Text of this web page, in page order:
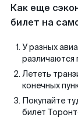
Как еще
билет на
У разных
различаются
Лететь
конечных
Покупайте
билет